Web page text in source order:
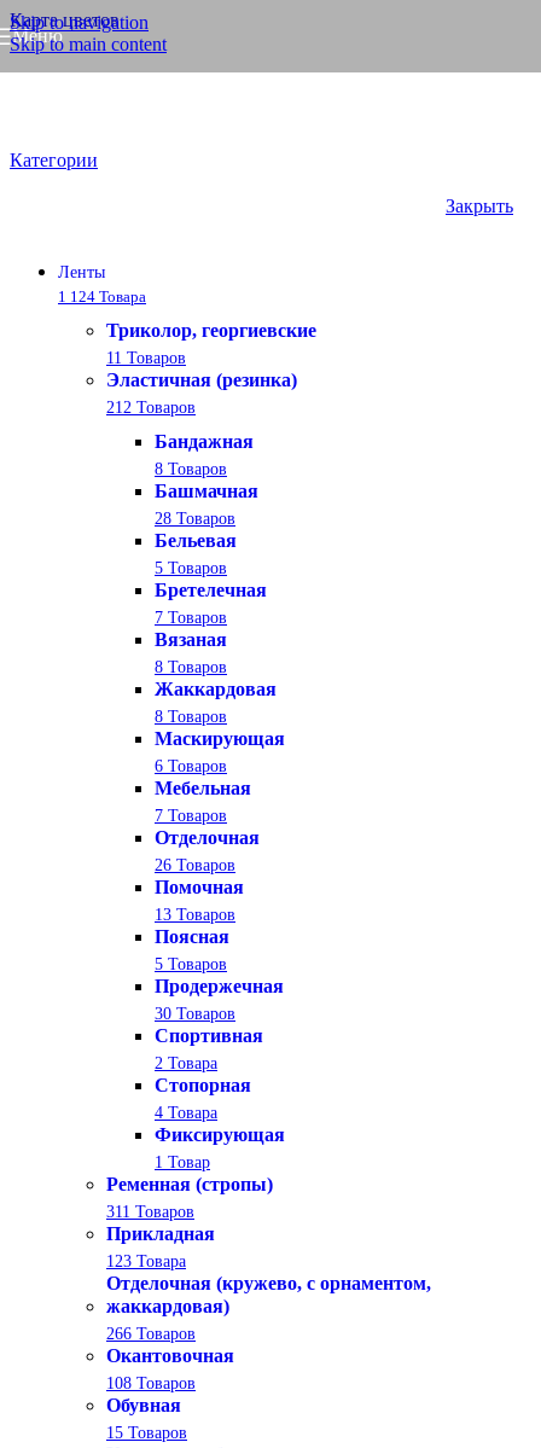
Карта цветов
Skip to navigation
Skip to main content
Меню
Категории
Закрыть
Ленты
1 124 Товара
Триколор, георгиевские
11 Товаров
Эластичная (резинка)
212 Товаров
Бандажная
8 Товаров
Башмачная
28 Товаров
Бельевая
5 Товаров
Бретелечная
7 Товаров
Вязаная
8 Товаров
Жаккардовая
8 Товаров
Маскирующая
6 Товаров
Мебельная
7 Товаров
Отделочная
26 Товаров
Помочная
13 Товаров
Поясная
5 Товаров
Продержечная
30 Товаров
Спортивная
2 Товара
Стопорная
4 Товара
Фиксирующая
1 Товар
Ременная (стропы)
311 Товаров
Прикладная
123 Товара
Отделочная (кружево, с орнаментом,
жаккардовая)
266 Товаров
Окантовочная
108 Товаров
Обувная
15 Товаров